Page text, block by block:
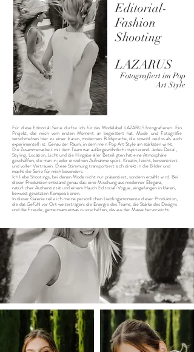
Für diese Editorial-Serie durfte ich für das Modelabel LAZARUS fotografieren. Ein
Projekt, das mich vom ersten Moment an begeistert hat. Mode und Fotografie
verschmelzen hier zu einer klaren, modernen Bildsprache, die sowohl zeitlos als auch
experimentell ist. Genau der Raum, in dem mein Pop Art Style am stärksten wirkt.
Die Zusammenarbeit mit dem Team war außergewöhnlich inspirierend. Jedes Detail,
Styling, Location, Licht und die Hingabe aller Beteiligten hat eine Atmosphäre
geschaffen, die man in jeder einzelnen Aufnahme spürt. Kreativ, leicht, konzentriert
und voller Vertrauen. Diese Stimmung transportiert sich direkt in die Bilder und
macht die Serie für mich besonders.
Ich liebe Shootings, bei denen Mode nicht nur präsentiert, sondern erzählt wird. Bei
dieser Produktion entstand genau das: eine Mischung aus moderner Eleganz,
natürlicher Authentizität und einem Hauch Editorial-Vogue, eingefangen in klaren,
bewusst gesetzten Kompositionen.
In dieser Galerie teile ich meine persönlichen Lieblingsmomente dieser Produktion,
die das Gefühl vor Ort weitertragen: die Energie des Teams, die Stärke des Designs
und die Freude, gemeinsam etwas zu erschaffen, das aus der Masse hervorsticht.
Editorial-
Fashion
Shooting
LAZARUS
Fotografiert im Pop
Art Style